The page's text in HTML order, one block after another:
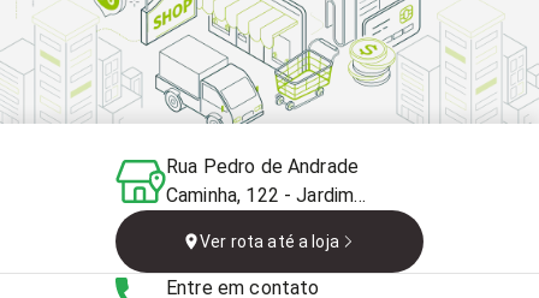
Rua Pedro de Andrade
Caminha, 122 - Jardim
SP, 04860-060, Brasil
Ver rota até a loja
Entre em contato